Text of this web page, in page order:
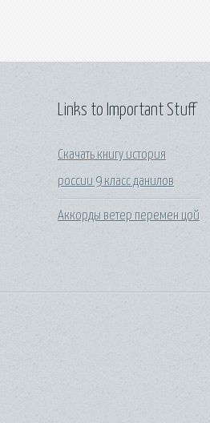
Links to Important Stuff
Скачать книгу история
россии 9 класс данилов
Аккорды ветер перемен цой